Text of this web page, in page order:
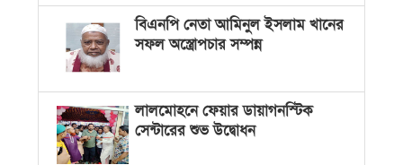
বিএনপি নেতা আমিনুল ইসলাম খানের
সফল অস্ত্রোপচার সম্পন্ন
লালমোহনে ফেয়ার ডায়াগনস্টিক
সেন্টারের শুভ উদ্বোধন